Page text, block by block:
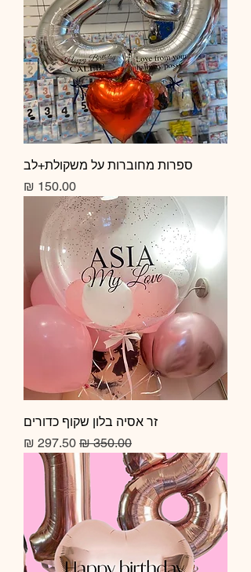
ספרות מחוברות על משקולת+לב
מחיר
זר אסיה בלון שקוף כדורים
מחיר רגיל מחיר מבצע